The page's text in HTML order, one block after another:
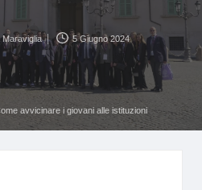
Maraviglia 5 Giugno 2024
avvicinare i giovani alle istituzioni